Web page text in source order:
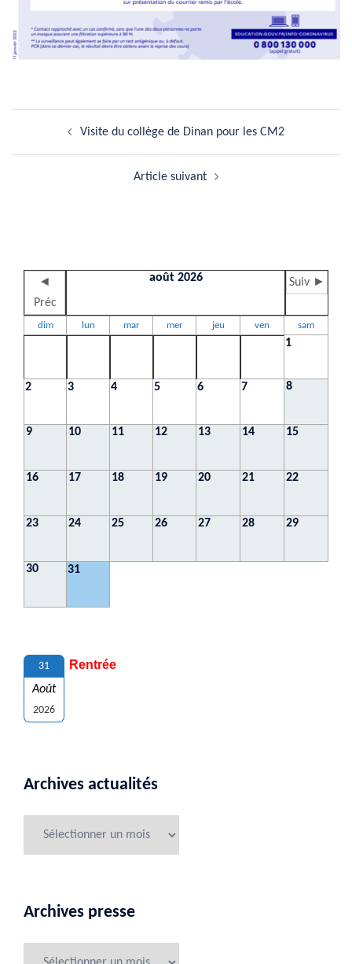
d’article
Visite du collège de Dinan pour les CM2
Article suivant
◄
Préc
août 2026 Suiv ►
dim lun mar mer jeu ven sam
1
2 3 4 5 6 7 8
9 10 11 12 13 14 15
16 17 18 19 20 21 22
23 24 25 26 27 28 29
30 31
31
Août
2026
Rentrée
Archives actualités
Archives presse